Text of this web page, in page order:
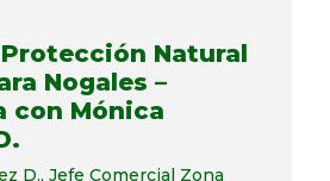
Protección Natural
Nogales –
con Mónica
D., Jefe Comercial Zona